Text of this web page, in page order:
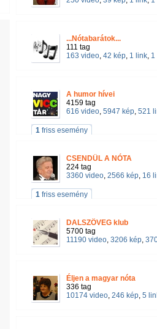
...Nótabarátok...
111 tag
163 video, 42 kép, 1 link, 1
A humor hívei
4159 tag
616 video, 5947 kép, 521
1 friss esemény
CSENDÜL A NÓTA
224 tag
3360 video, 2566 kép, 16
1 friss esemény
DALSZÖVEG klub
5700 tag
11190 video, 3206 kép,
Éljen a magyar nóta
336 tag
10174 video, 246 kép, 5